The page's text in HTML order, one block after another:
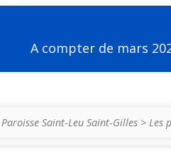
A compter de mars
Paroisse Saint-Leu Saint-Gilles > Les